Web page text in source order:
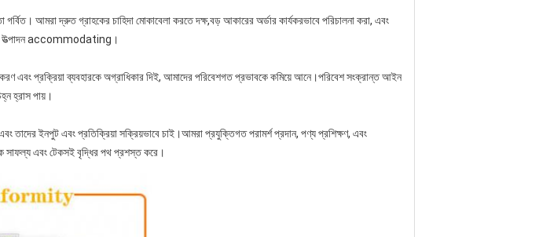
আমরা দ্রুত গ্রাহকের চাহিদা মোকাবেলা করতে দক্ষ,বড় আকারের অর্ডার কার্যকরভাবে পরিচালনা করা, এবং
উত্পাদন accommodating।
এবং প্রক্রিয়া ব্যবহারকে অগ্রাধিকার দিই, আমাদের পরিবেশগত প্রভাবকে কমিয়ে আনে।পরিবেশ সংক্রান্ত আইন
হ্রাস পায়।
তাদের ইনপুট এবং প্রতিক্রিয়া সক্রিয়ভাবে চাই।আমরা প্রযুক্তিগত পরামর্শ প্রদান, পণ্য প্রশিক্ষণ, এবং
সাফল্য এবং টেকসই বৃদ্ধির পথ প্রশস্ত করে।